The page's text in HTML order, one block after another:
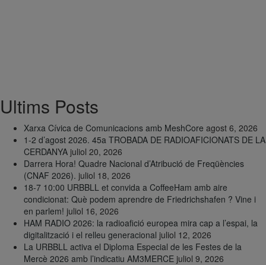
Ultims Posts
Xarxa Cívica de Comunicacions amb MeshCore agost 6, 2026
1-2 d’agost 2026. 45a TROBADA DE RADIOAFICIONATS DE LA
CERDANYA juliol 20, 2026
Darrera Hora! Quadre Nacional d’Atribució de Freqüències
(CNAF 2026). juliol 18, 2026
18-7 10:00 URBBLL et convida a CoffeeHam amb aire
condicionat: Què podem aprendre de Friedrichshafen ? Vine i
en parlem! juliol 16, 2026
HAM RADIO 2026: la radioafició europea mira cap a l’espai, la
digitalització i el relleu generacional juliol 12, 2026
La URBBLL activa el Diploma Especial de les Festes de la
Mercè 2026 amb l’indicatiu AM3MERCE juliol 9, 2026